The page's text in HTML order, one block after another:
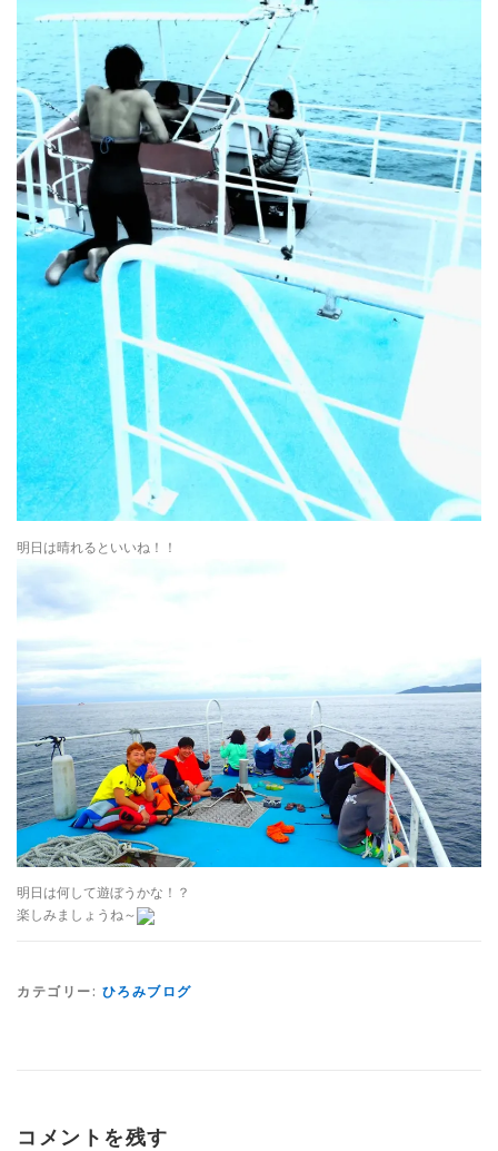
明日は晴れるといいね！！
明日は何して遊ぼうかな！？
楽しみましょうね～
カテゴリー: ひろみブログ
コメントを残す